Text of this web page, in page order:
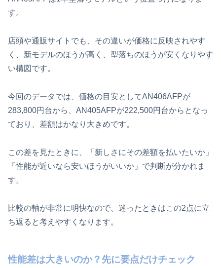
す。
店頭や通販サイトでも、その違いが価格に反映されやす
く、新モデルのほうが高く、型落ちのほうが安くなりやす
い構図です。
今回のデータでは、価格の目安としてAN406AFPが
283,800円台から、AN405AFPが222,500円台からとなっ
ており、差額はかなり大きめです。
この差を見たときに、「新しさにその差額を払いたいか」
「性能が近いなら安いほうがいいか」で判断が分かれま
す。
比較の軸が非常に明快なので、迷ったときはこの2点に立
ち返ると考えやすくなります。
性能差は大きいのか？先に要点だけチェック